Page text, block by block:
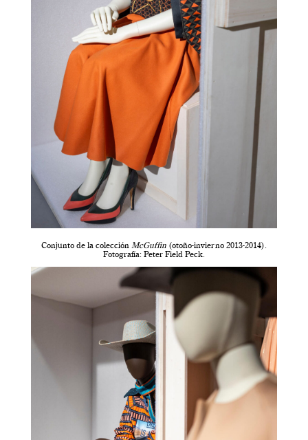
Conjunto de la colección McGuffin (otoño-invierno 2013-2014).
Fotografía: Peter Field Peck.